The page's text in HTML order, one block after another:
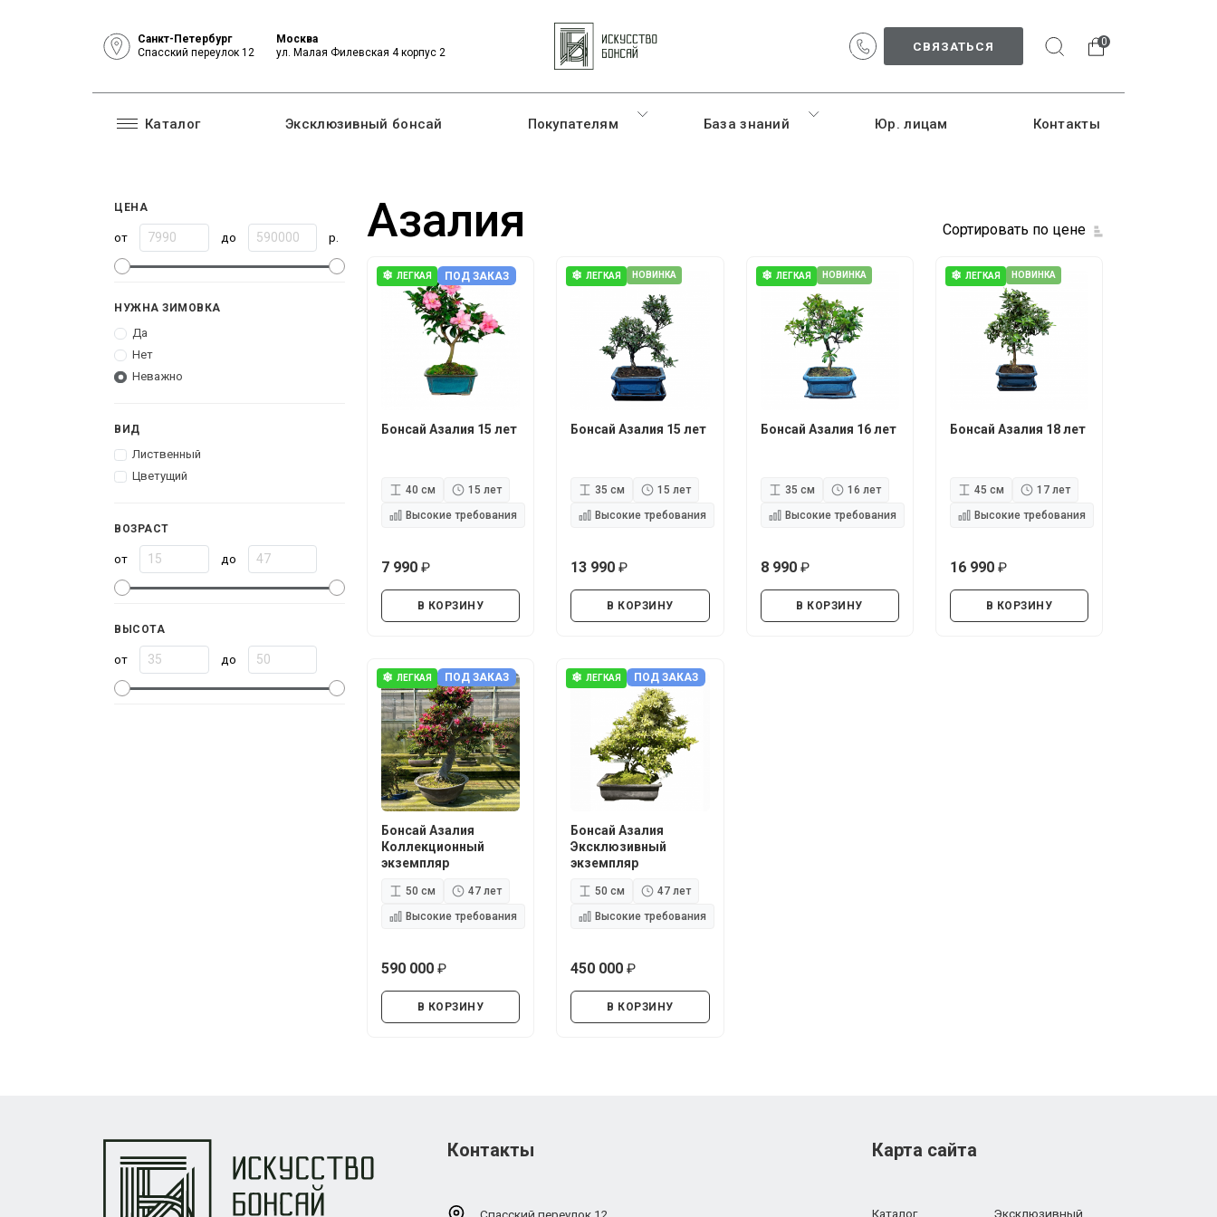
Санкт-Петербург
Спасский переулок 12
Москва
ул. Малая Филевская 4 корпус 2
СВЯЗАТЬСЯ 0
Каталог Эксклюзивный бонсай Покупателям База знаний Юр. лицам Контакты
Азалия Сортировать по цене
❄ ЛЕГКАЯ ПОД ЗАКАЗ
Бонсай Азалия 15 лет
40 см
15 лет
Высокие требования
7 990
В КОРЗИНУ
❄ ЛЕГКАЯ НОВИНКА
Бонсай Азалия 15 лет
35 см
15 лет
Высокие требования
13 990
В КОРЗИНУ
❄ ЛЕГКАЯ НОВИНКА
Бонсай Азалия 16 лет
35 см
16 лет
Высокие требования
8 990
В КОРЗИНУ
❄ ЛЕГКАЯ НОВИНКА
Бонсай Азалия 18 лет
45 см
17 лет
Высокие требования
16 990
В КОРЗИНУ
❄ ЛЕГКАЯ ПОД ЗАКАЗ
Бонсай Азалия
Коллекционный
экземпляр
50 см
47 лет
Высокие требования
590 000
В КОРЗИНУ
❄ ЛЕГКАЯ ПОД ЗАКАЗ
Бонсай Азалия
Эксклюзивный
экземпляр
50 см
47 лет
Высокие требования
450 000
В КОРЗИНУ
ЦЕНА
от до р.
НУЖНА ЗИМОВКА
Да
Нет
Неважно
ВИД
Лиственный
Цветущий
ВОЗРАСТ
от до
ВЫСОТА
от до
Контакты
Спасский переулок 12
Карта сайта
Каталог Эксклюзивный